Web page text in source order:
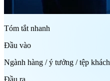
Tóm tắt nhanh
Đầu vào
Ngành hàng / ý tưởng / tệp khách
Đầu ra